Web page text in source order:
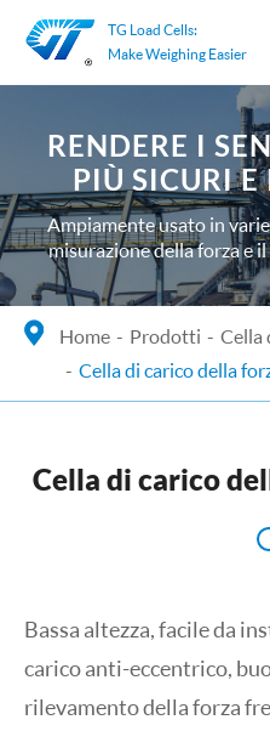
TG Load Cells:
Make Weighing Easier
RENDERE I
PIÙ SICURI
Ampiamente usato in
misurazione della forza e
Home Prodotti
Cella
Cella di carico della
Cella di carico
Bassa altezza, facile da
carico anti-eccentrico,
rilevamento della forza